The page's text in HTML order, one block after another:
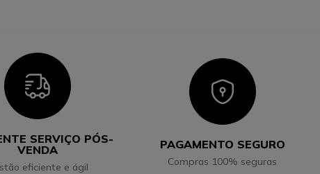
Icon
SERVIÇO PÓS-
VENDA
eficiente e ágil
Icon
PAGAMENTO SEGURO
Compras 100% seguras